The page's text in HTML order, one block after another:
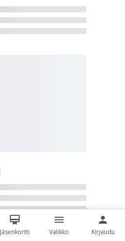
Jäsenkortti Valikko Kirjaudu